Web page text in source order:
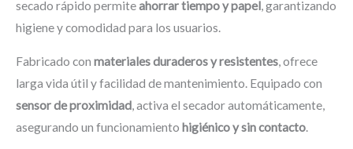
secado rápido permiteahorrar tiempo y papel , garantizando
higiene y comodidad para los usuarios.
Fabricado con materiales duraderos y resistentes, ofrece
larga vida útil y facilidad de mantenimiento. Equipado con
sensor de proximidad, activa el secador automáticamente,
asegurando un funcionamiento higiénico y sin contacto.